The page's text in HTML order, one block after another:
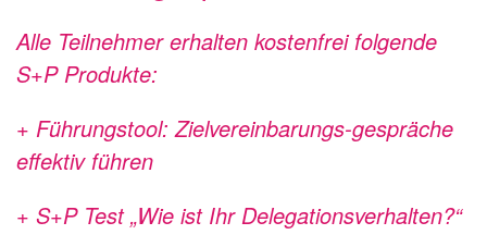
Alle Teilnehmer erhalten kostenfrei folgende
S+P Produkte:
+ Führungstool: Zielvereinbarungs-gespräche
effektiv führen
+ S+P Test „Wie ist Ihr Delegationsverhalten?“